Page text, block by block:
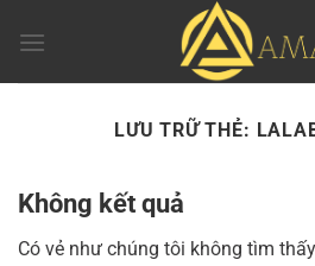
đến
LƯU TRỮ THẺ:
Không kết quả
Có vẻ như chúng tôi không tìm